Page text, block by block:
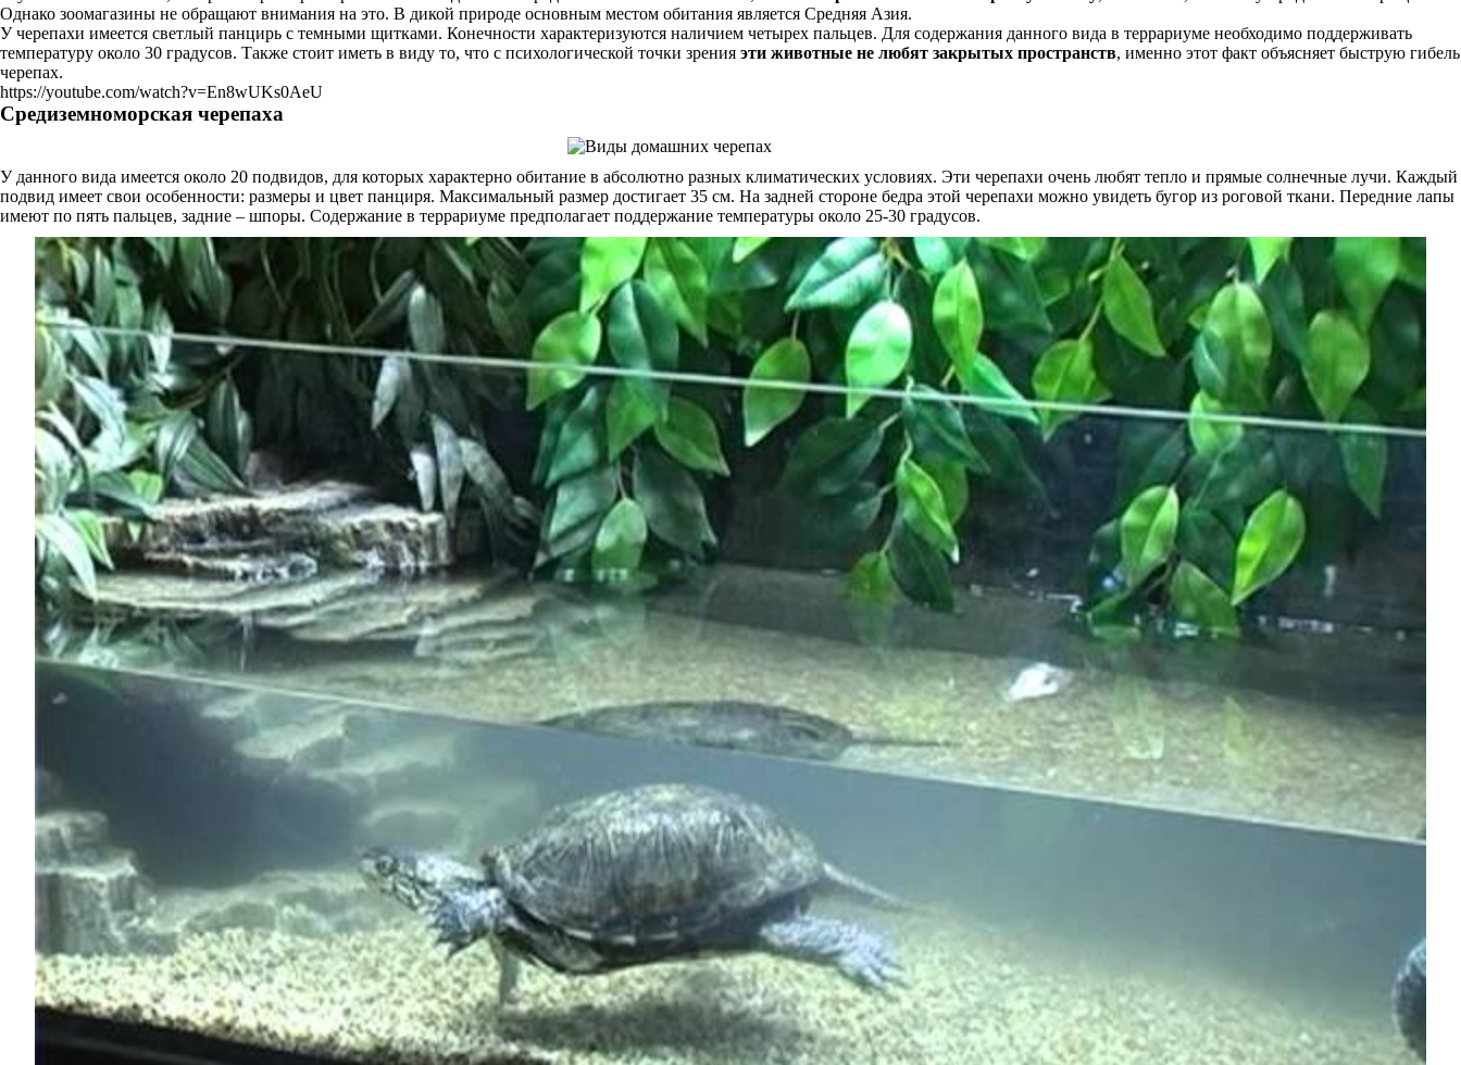
Однако зоомагазины не обращают внимания на это. В дикой природе основным местом обитания является Средняя Азия.
У черепахи имеется светлый панцирь с темными щитками. Конечности характеризуются наличием четырех пальцев. Для содержания данного вида в террариуме необходимо поддерживать
температуру около 30 градусов. Также стоит иметь в виду то, что с психологической точки зрения эти животные не любят закрытых пространств, именно этот факт объясняет быструю гибель
черепах.
https://youtube.com/watch?v=En8wUKs0AeU
Средиземноморская черепаха
У данного вида имеется около 20 подвидов, для которых характерно обитание в абсолютно разных климатических условиях. Эти черепахи очень любят тепло и прямые солнечные лучи. Каждый
подвид имеет свои особенности: размеры и цвет панциря. Максимальный размер достигает 35 см. На задней стороне бедра этой черепахи можно увидеть бугор из роговой ткани. Передние лапы
имеют по пять пальцев, задние – шпоры. Содержание в террариуме предполагает поддержание температуры около 25-30 градусов.